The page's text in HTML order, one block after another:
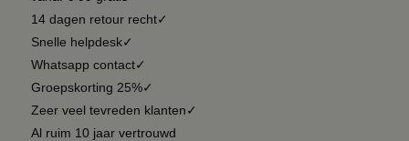
14 dagen retour recht✓
Snelle helpdesk✓
Whatsapp contact✓
Groepskorting 25%✓
Zeer veel tevreden klanten✓
Al ruim 10 jaar vertrouwd